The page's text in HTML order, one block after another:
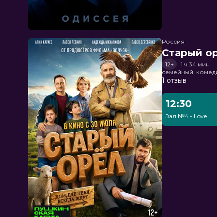
Россия
Старый
12+
1 ч 34 мин
семейный,
1 отзыв
12:30
Зал №4 - Love